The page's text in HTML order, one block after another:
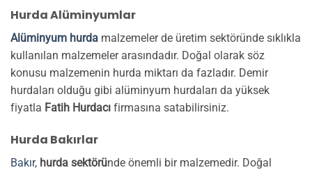
Hurda Alüminyumlar
Alüminyum hurda malzemeler de üretim sektöründe sıklıkla
kullanılan malzemeler arasındadır. Doğal olarak söz
konusu malzemenin hurda miktarı da fazladır. Demir
hurdaları olduğu gibi alüminyum hurdaları da yüksek
fiyatla Fatih Hurdacı firmasına satabilirsiniz.
Hurda Bakırlar
Bakır, hurda sektöründe önemli bir malzemedir. Doğal